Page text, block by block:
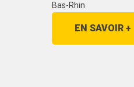
Bas-Rhin
EN SAVOIR +